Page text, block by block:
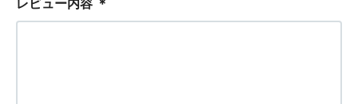
レビュー内容 ＊